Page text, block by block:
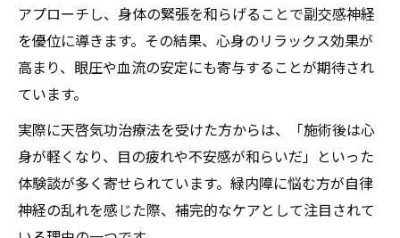
アプローチし、身体の緊張を和らげることで副交感神経
を優位に導きます。その結果、心身のリラックス効果が
高まり、眼圧や血流の安定にも寄与することが期待され
ています。
実際に天啓気功治療法を受けた方からは、「施術後は心
身が軽くなり、目の疲れや不安感が和らいだ」といった
体験談が多く寄せられています。緑内障に悩む方が自律
神経の乱れを感じた際、補完的なケアとして注目されて